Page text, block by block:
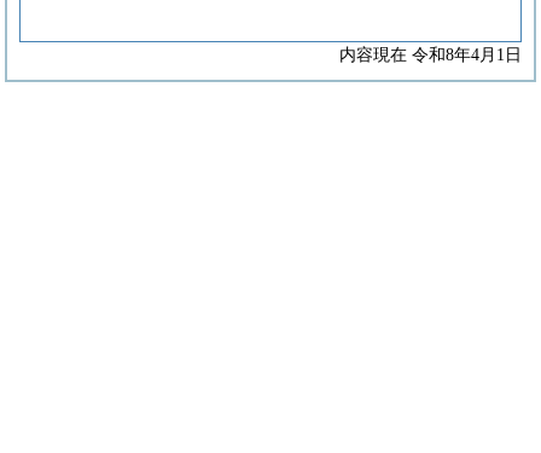
内容現在 令和8年4月1日